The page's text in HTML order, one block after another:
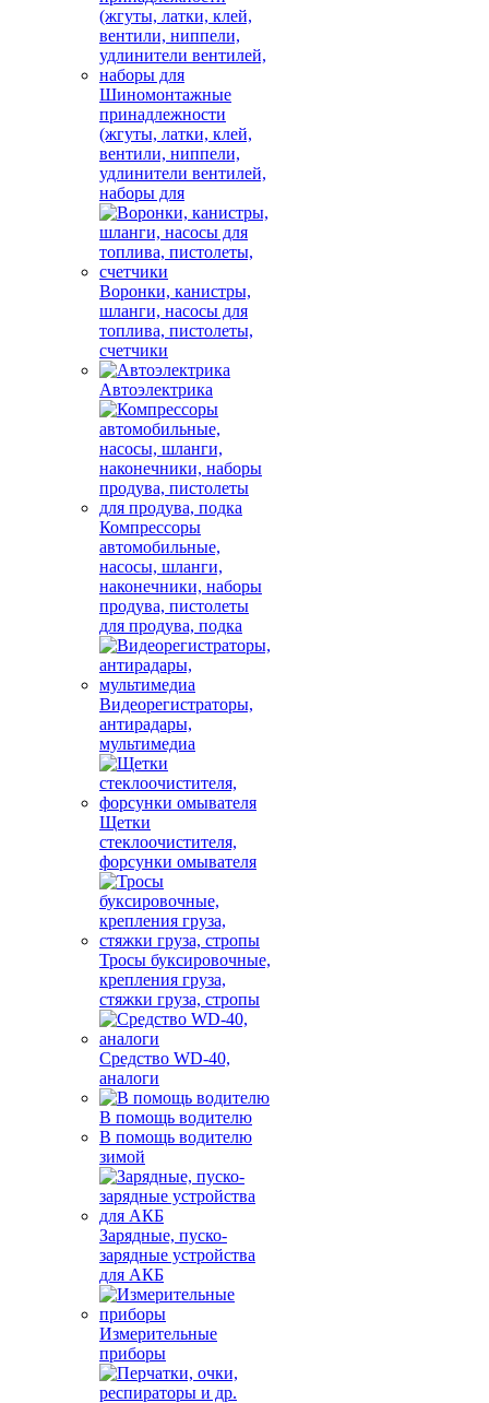
Шиномонтажные
принадлежности
(жгуты, латки, клей,
вентили, ниппели,
удлинители вентилей,
наборы для
Воронки, канистры,
шланги, насосы для
топлива, пистолеты,
счетчики
Автоэлектрика
Компрессоры
автомобильные,
насосы, шланги,
наконечники, наборы
продува, пистолеты
для продува, подка
Видеорегистраторы,
антирадары,
мультимедиа
Щетки
стеклоочистителя,
форсунки омывателя
Тросы буксировочные,
крепления груза,
стяжки груза, стропы
Средство WD-40,
аналоги
В помощь водителю
В помощь водителю
зимой
Зарядные, пуско-
зарядные устройства
для АКБ
Измерительные
приборы